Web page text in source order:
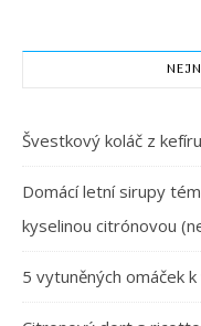
Švestkový koláč z
Domácí letní sirupy
kyselinou citrónovou
5 vytuněných omáček